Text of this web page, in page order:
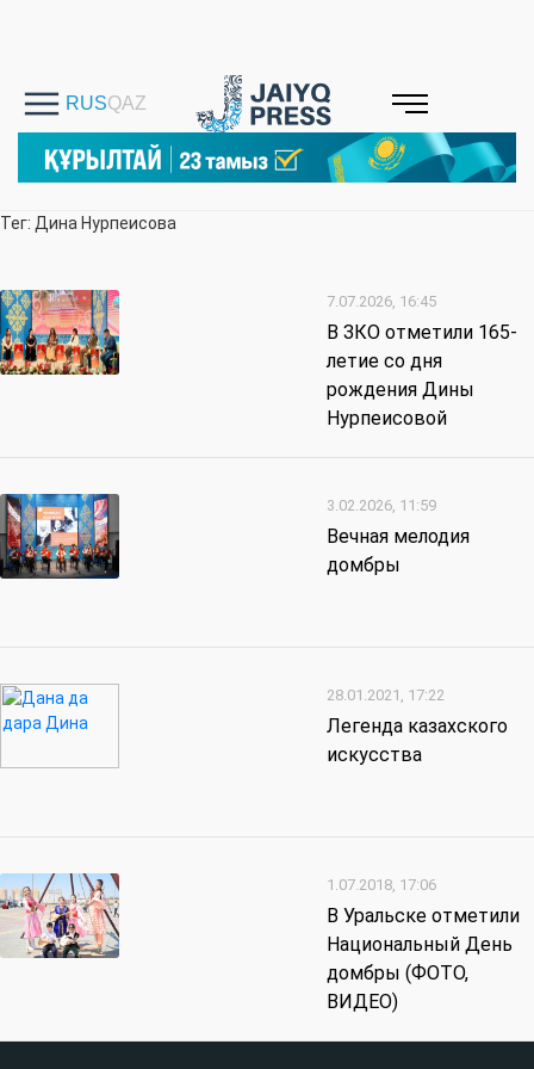
Тег: Дина Нурпеисова
7.07.2026, 16:45
В ЗКО отметили 165-
летие со дня
рождения Дины
Нурпеисовой
3.02.2026, 11:59
Вечная мелодия
домбры
28.01.2021, 17:22
Легенда казахского
искусства
1.07.2018, 17:06
В Уральске отметили
Национальный День
домбры (ФОТО,
ВИДЕО)